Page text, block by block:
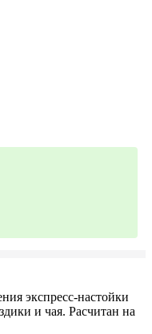
экспресс-настойки
и чая. Расчитан на